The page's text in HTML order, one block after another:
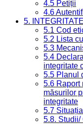
4.5 Petiții
4.6
5.
5.1 Cod
5.2 Lista
5.3
5.4
integritate
5.5 Planul
5.6 Raport
măsurilor
integritate
5.7
5.8. Studii/